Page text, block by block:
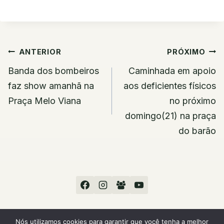
Navegação
de
Post
ANTERIOR
Banda dos bombeiros
faz show amanhã na
Praça Melo Viana
PRÓXIMO
Caminhada em apoio
aos deficientes físicos
no próximo
domingo(21) na praça
do barão
Nós utilizamos cookies para garantir que você tenha a melhor